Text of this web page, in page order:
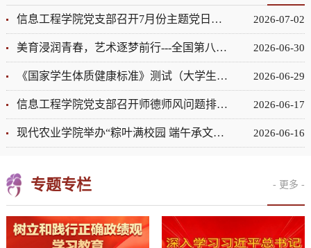
信息工程学院党支部召开7月份主题党日活动 2026-07-02
美育浸润青春，艺术逐梦前行---全国第八届大学生艺术展演校级展演 2026-06-30
《国家学生体质健康标准》测试（大学生）评分标准 2026-06-29
信息工程学院党支部召开师德师风问题排查整治工作会议 2026-06-17
现代农业学院举办“粽叶满校园 端午承文脉”主题包粽子活动 2026-06-16
专题专栏 - 更多 -